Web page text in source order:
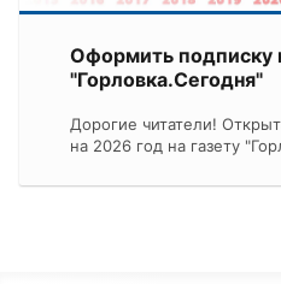
Оформить подписку
"Горловка.Сегодня"
Дорогие читатели!
на 2026 год на газету